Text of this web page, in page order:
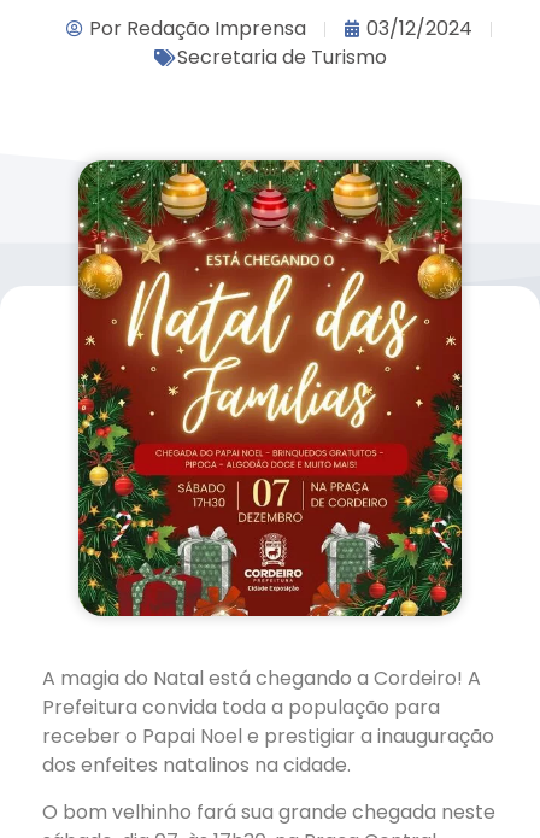
Por Redação Imprensa
03/12/2024
Secretaria de Turismo
A magia do Natal está chegando a Cordeiro! A
Prefeitura convida toda a população para
receber o Papai Noel e prestigiar a inauguração
dos enfeites natalinos na cidade.
O bom velhinho fará sua grande chegada neste